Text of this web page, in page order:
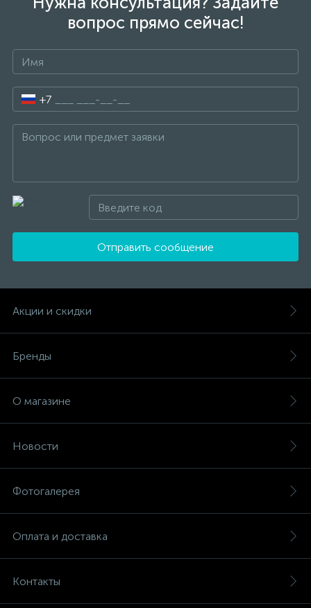
вопрос прямо сейчас!
+7
Отправить сообщение
Акции и скидки
Бренды
О магазине
Новости
Фотогалерея
Оплата и доставка
Контакты